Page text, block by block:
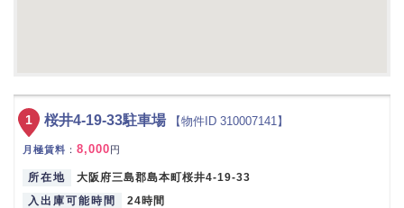
桜井4-19-33駐車場 【物件ID 310007141】
月極賃料 ： 8,000円
所在地
大阪府三島郡島本町桜井4-19-33
入出庫可能時間
24時間
1